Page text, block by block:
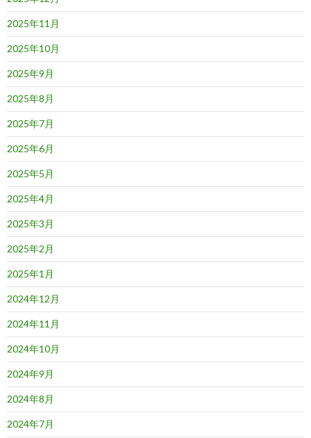
2025年11月
2025年10月
2025年9月
2025年8月
2025年7月
2025年6月
2025年5月
2025年4月
2025年3月
2025年2月
2025年1月
2024年12月
2024年11月
2024年10月
2024年9月
2024年8月
2024年7月